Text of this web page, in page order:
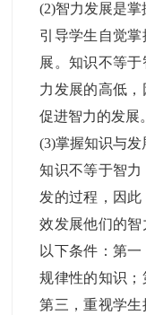
(2)智力发展是
引导学生自觉
展。知识不等
力发展的高低
促进智力的发展。
(3)掌握知识与发
知识不等于智
发的过程，因
效发展他们的
以下条件：第
规律性的知识；
第三，重视学